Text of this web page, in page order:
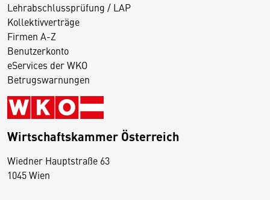
Lehrabschlussprüfung / LAP
Kollektivverträge
Firmen A-Z
Benutzerkonto
eServices der WKO
Betrugswarnungen
Wirtschaftskammer Österreich
Wiedner Hauptstraße 63
1045 Wien
D